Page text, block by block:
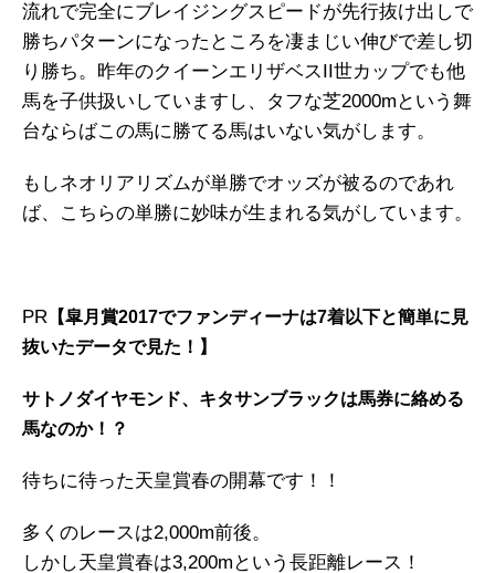
流れで完全にブレイジングスピードが先行抜け出しで
勝ちパターンになったところを凄まじい伸びで差し切
り勝ち。昨年のクイーンエリザベスII世カップでも他
馬を子供扱いしていますし、タフな芝2000mという舞
台ならばこの馬に勝てる馬はいない気がします。
もしネオリアリズムが単勝でオッズが被るのであれ
ば、こちらの単勝に妙味が生まれる気がしています。
PR 【皐月賞2017でファンディーナは7着以下と簡単に見
抜いたデータで見た！】
サトノダイヤモンド、キタサンブラックは馬券に絡める
馬なのか！？
待ちに待った天皇賞春の開幕です！！
多くのレースは2,000m前後。
しかし天皇賞春は3,200mという長距離レース！